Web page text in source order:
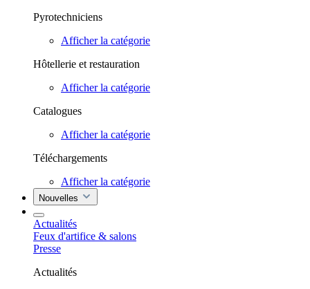
Pyrotechniciens
Afficher la catégorie
Hôtellerie et restauration
Afficher la catégorie
Catalogues
Afficher la catégorie
Téléchargements
Afficher la catégorie
Nouvelles
Actualités
Feux d'artifice & salons
Presse
Actualités